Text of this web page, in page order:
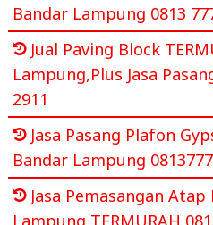
Bandar Lampung 0813
Jual Paving Block
Lampung,Plus Jasa
2911
Jasa Pasang Plafon
Bandar Lampung
Jasa Pemasangan
Lampung TERMURAH